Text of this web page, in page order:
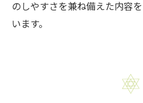
のしやすさを兼ね備えた内容
います。